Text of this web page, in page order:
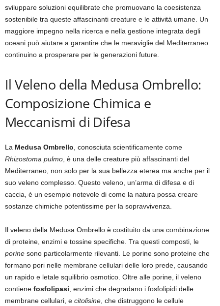
sviluppare soluzioni equilibrate che promuovano la coesistenza
sostenibile tra queste affascinanti creature e le attività umane. Un
maggiore impegno nella ricerca e nella gestione integrata degli
oceani può aiutare a garantire che le meraviglie del Mediterraneo
continuino a prosperare per le generazioni future.
Il Veleno della Medusa Ombrello:
Composizione Chimica e
Meccanismi di Difesa
La Medusa Ombrello , conosciuta scientificamente come
Rhizostoma pulmo , è una delle creature più affascinanti del
Mediterraneo, non solo per la sua bellezza eterea ma anche per il
suo veleno complesso. Questo veleno, un’arma di difesa e di
caccia, è un esempio notevole di come la natura possa creare
sostanze chimiche potentissime per la sopravvivenza.
Il veleno della Medusa Ombrello è costituito da una combinazione
di proteine, enzimi e tossine specifiche. Tra questi composti, le
porine sono particolarmente rilevanti. Le porine sono proteine che
formano pori nelle membrane cellulari delle loro prede, causando
un rapido e letale squilibrio osmotico. Oltre alle porine, il veleno
contiene fosfolipasi , enzimi che degradano i fosfolipidi delle
membrane cellulari, e citolisine , che distruggono le cellule